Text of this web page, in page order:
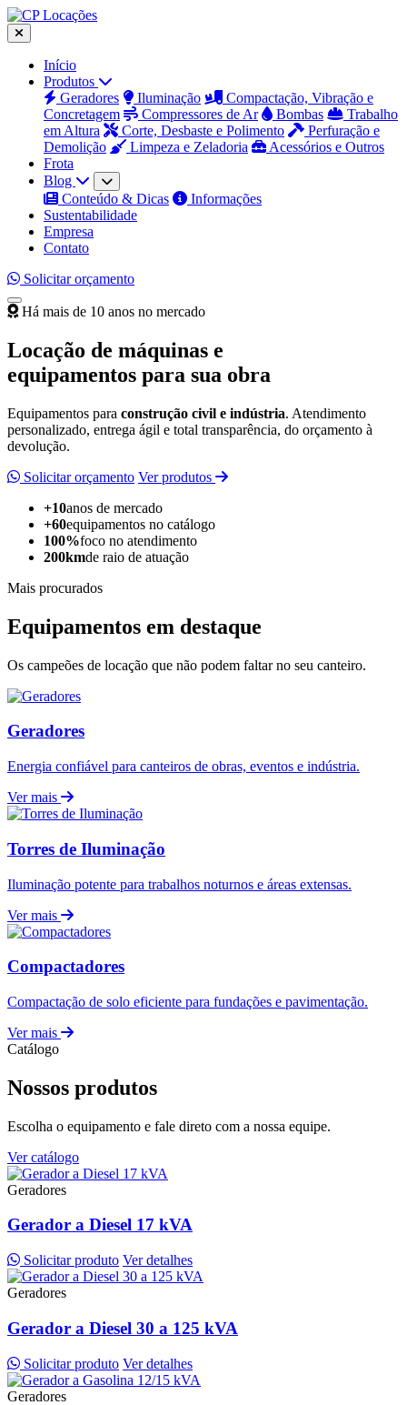
Início
Produtos
Geradores
Iluminação
Compactação, Vibração e
Concretagem
Compressores de Ar Bombas
Trabalho
em Altura
Corte, Desbaste e Polimento
Perfuração e
Demolição
Limpeza e Zeladoria
Acessórios e Outros
Frota
Blog
Conteúdo & Dicas
Informações
Sustentabilidade
Empresa
Contato
Solicitar orçamento
Há mais de 10 anos no mercado
Locação de máquinas e
equipamentos para sua obra
Equipamentos para construção civil e indústria. Atendimento
personalizado, entrega ágil e total transparência, do orçamento à
devolução.
Solicitar orçamento Ver produtos
+10anos de mercado
+60equipamentos no catálogo
100%foco no atendimento
200kmde raio de atuação
Mais procurados
Equipamentos em destaque
Os campeões de locação que não podem faltar no seu canteiro.
Geradores
Energia confiável para canteiros de obras, eventos e indústria.
Ver mais
Torres de Iluminação
Iluminação potente para trabalhos noturnos e áreas extensas.
Ver mais
Compactadores
Compactação de solo eficiente para fundações e pavimentação.
Ver mais
Catálogo
Nossos produtos
Escolha o equipamento e fale direto com a nossa equipe.
Ver catálogo
Geradores
Gerador a Diesel 17 kVA
Solicitar produto Ver detalhes
Geradores
Gerador a Diesel 30 a 125 kVA
Solicitar produto Ver detalhes
Geradores